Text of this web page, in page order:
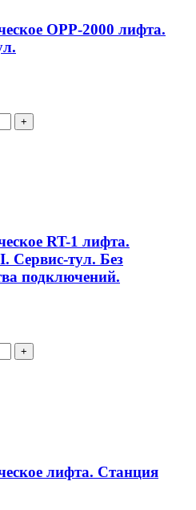
OPP-2000 лифта.
RT-1 лифта.
Сервис-тул. Без
подключений.
лифта. Станция